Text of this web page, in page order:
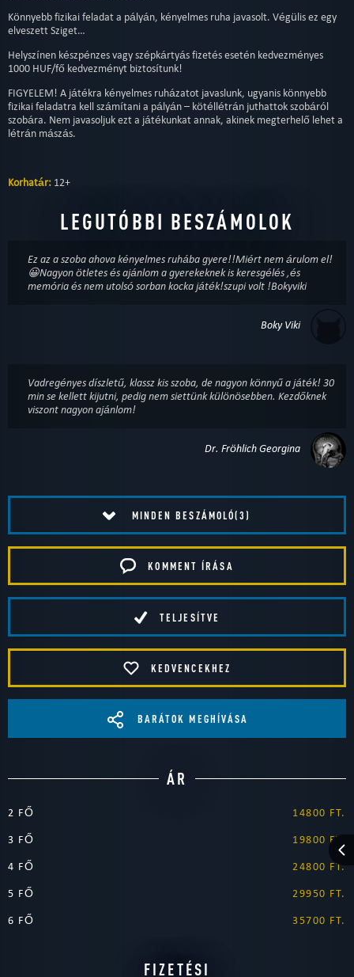
Könnyebb fizikai feladat a pályán, kényelmes ruha javasolt. Végülis ez egy
elveszett Sziget…
Helyszínen készpénzes vagy szépkártyás fizetés esetén kedvezményes
1000 HUF/fő kedvezményt biztosítunk!
FIGYELEM! A játékra kényelmes ruházatot javaslunk, ugyanis könnyebb
fizikai feladatra kell számítani a pályán – kötéllétrán juthattok szobáról
szobára. Nem javasoljuk ezt a játékunkat annak, akinek megterhelő lehet a
létrán mászás.
Korhatár: 12+
LEGUTÓBBI BESZÁMOLOK
Ez az a szoba ahova kényelmes ruhába gyere!!Miért nem árulom el!
😀Nagyon ötletes és ajánlom a gyerekeknek is keresgélés ,és
memória és nem utolsó sorban kocka játék!szupi volt !Bokyviki
Boky Viki
Vadregényes díszletű, klassz kis szoba, de nagyon könnyű a játék! 30
min se kellett kijutni, pedig nem siettünk különösebben. Kezdőknek
viszont nagyon ajánlom!
Dr. Fröhlich Georgina
MINDEN BESZÁMOLÓ(3)
KOMMENT ÍRÁSA
TELJESÍTVE
KEDVENCEKHEZ
BARÁTOK MEGHÍVÁSA
ÁR
2 FŐ
14800 FT.
3 FŐ
19800 FT.
4 FŐ
24800 FT.
5 FŐ
29950 FT.
6 FŐ
35700 FT.
FIZETÉSI